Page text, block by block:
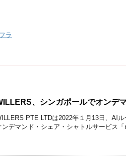
ラ
、シンガポールでオンデ
PTE LTDは2022年１月13日、AI
ンデマンド・シェア・シャトルサービス